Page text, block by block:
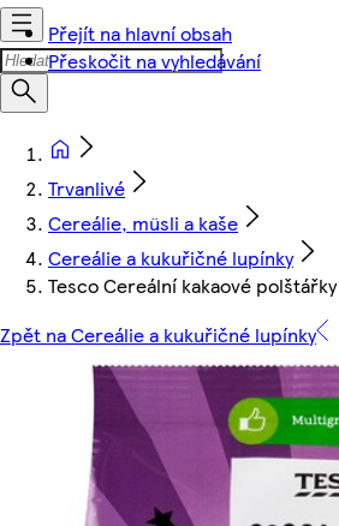
Přejít na hlavní obsah
Přeskočit na vyhledávání
Trvanlivé
Cereálie, müsli a kaše
Cereálie a kukuřičné lupínky
Tesco Cereální kakaové
Zpět na Cereálie a kukuřičné lupínky